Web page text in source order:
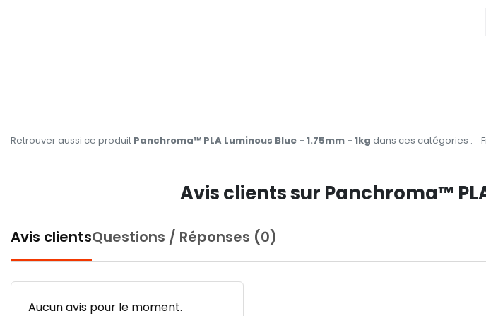
Retrouver aussi ce produit Panchroma™ PLA Luminous Blue - 1.75mm - 1kg dans ces catégories :
Avis clients sur Panchroma™
Avis clientsQuestions / Réponses (0)
Aucun avis pour le moment.